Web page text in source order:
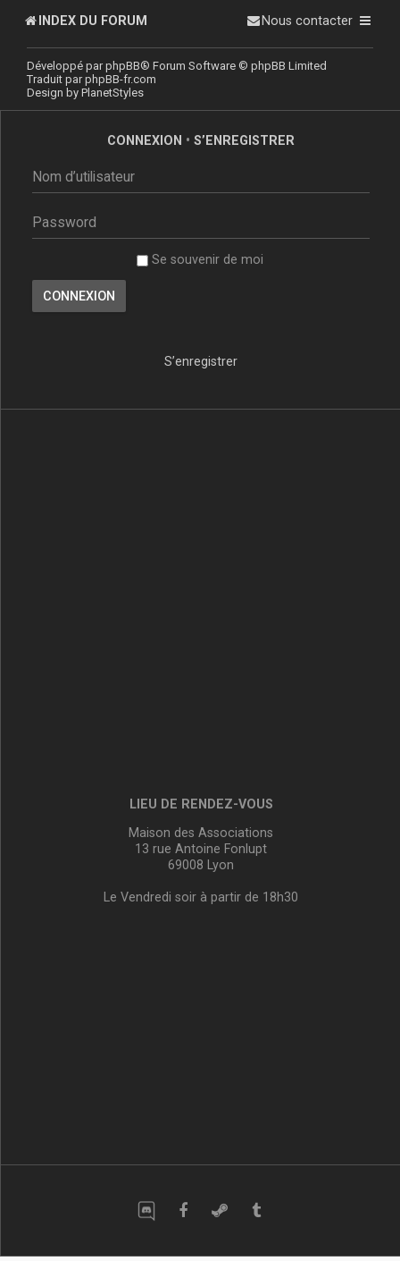
INDEX DU FORUM Nous contacter
Développé parphpBB® Forum Software © phpBB Limited
Traduit parphpBB-fr.com
Design by PlanetStyles
CONNEXION • S’ENREGISTRER
Se souvenir de moi
S’enregistrer
LIEU DE RENDEZ-VOUS
Maison des Associations
13 rue Antoine Fonlupt
69008 Lyon
Le Vendredi soir à partir de 18h30